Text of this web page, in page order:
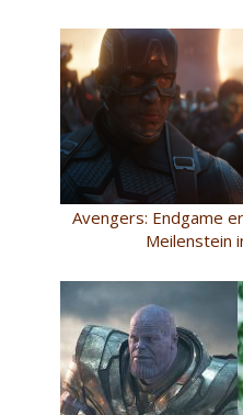
Avengers: Endgame
Meilenstein